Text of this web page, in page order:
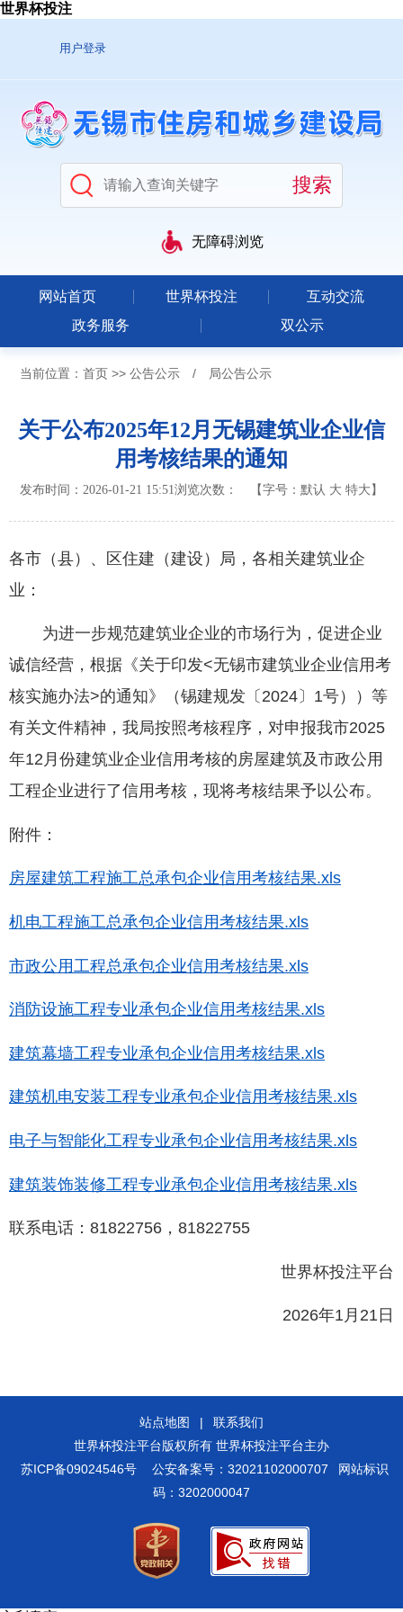
世界杯投注
用户登录
无障碍浏览
网站首页 世界杯投注
互动交流
政务服务
双公示
当前位置： 首页>> 公告公示 / 局公告公示
关于公布2025年12月无锡建筑业企业信
用考核结果的通知
发布时间：2026-01-21 15:51浏览次数： 【字号： 默认 大 特大 】
各市（县）、区住建（建设）局，各相关建筑业企
业：
为进一步规范建筑业企业的市场行为，促进企业
诚信经营，根据《关于印发<无锡市建筑业企业信用考
核实施办法>的通知》（锡建规发〔2024〕1号））等
有关文件精神，我局按照考核程序，对申报我市2025
年12月份建筑业企业信用考核的房屋建筑及市政公用
工程企业进行了信用考核，现将考核结果予以公布。
附件：
房屋建筑工程施工总承包企业信用考核结果.xls
机电工程施工总承包企业信用考核结果.xls
市政公用工程总承包企业信用考核结果.xls
消防设施工程专业承包企业信用考核结果.xls
建筑幕墙工程专业承包企业信用考核结果.xls
建筑机电安装工程专业承包企业信用考核结果.xls
电子与智能化工程专业承包企业信用考核结果.xls
建筑装饰装修工程专业承包企业信用考核结果.xls
联系电话：81822756，81822755
世界杯投注平台
2026年1月21日
站点地图 |
联系我们
世界杯投注平台版权所有 世界杯投注平台主办
苏ICP备09024546号
公安备案号：32021102000707
网站标识
码：3202000047